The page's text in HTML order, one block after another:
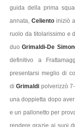
guida della prima
annata, Celientoiniziò a
ruolo da titolarissimo e
duoGrimaldi-De
definitivo a
presentarsi meglio di
diGrimaldi polverizzò
una doppietta dopo
e un pallonetto per
rendere grazie ai suoi